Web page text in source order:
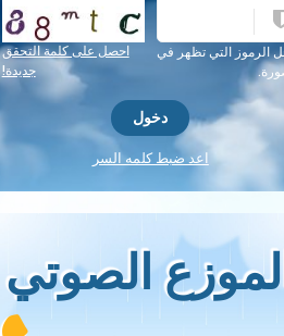
الرموز التي تظهر في
احصل على كلمة التحقق
جديدة!
اعد ضبط كلمه السر
الصوتي